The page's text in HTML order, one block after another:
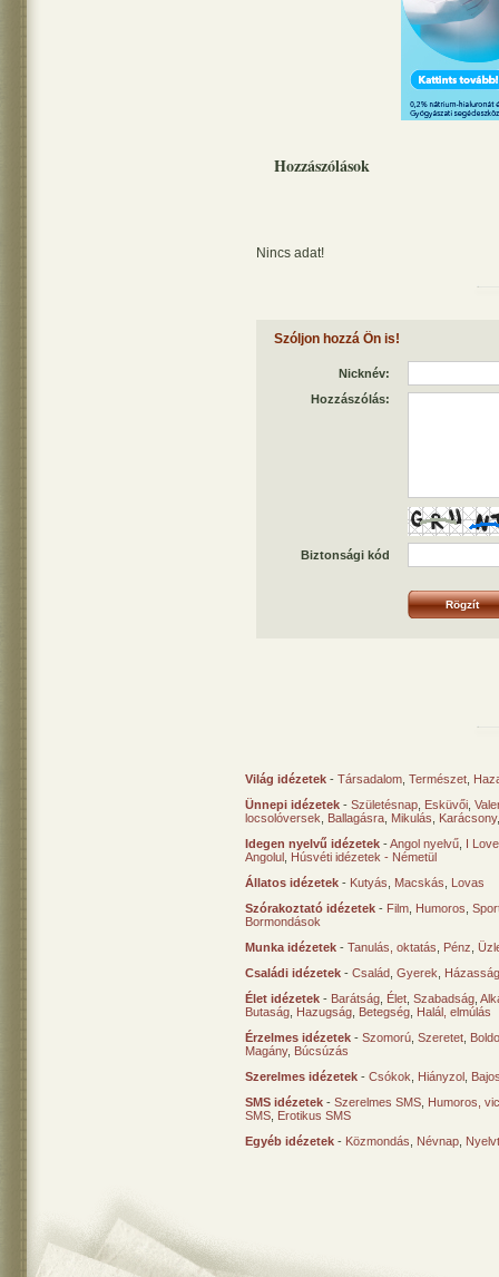
Hozzászólások
Nincs adat!
Szóljon hozzá Ön is!
Nicknév:
Hozzászólás:
Biztonsági kód
Világ idézetek - Társadalom Természet
Ünnepi idézetek - Születésnap Esküvői
locsolóversek
Ballagásra Mikulás Karácsony
Idegen nyelvű idézetek -Angol nyelvű I
Angolul Húsvéti idézetek - Németül
Állatos idézetek - Kutyás Macskás
Lovas
Szórakoztató idézetek - Film Humoros
Bormondások
Munka idézetek - Tanulás, oktatás Pénz
Családi idézetek - Család Gyerek
Élet idézetek - Barátság Élet Szabadság
Butaság Hazugság Betegség Halál, elmúlás
Érzelmes idézetek - Szomorú Szeretet
Magány, Búcsúzás
Szerelmes idézetek - Csókok Hiányzol
SMS idézetek - Szerelmes SMS Humoros,
SMS Erotikus SMS
Egyéb idézetek - Közmondás Névnap